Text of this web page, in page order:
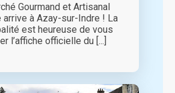
Gourmand et Artisanal
arrive à Azay-sur-Indre ! La
est heureuse de vous
l’affiche officielle du [...]